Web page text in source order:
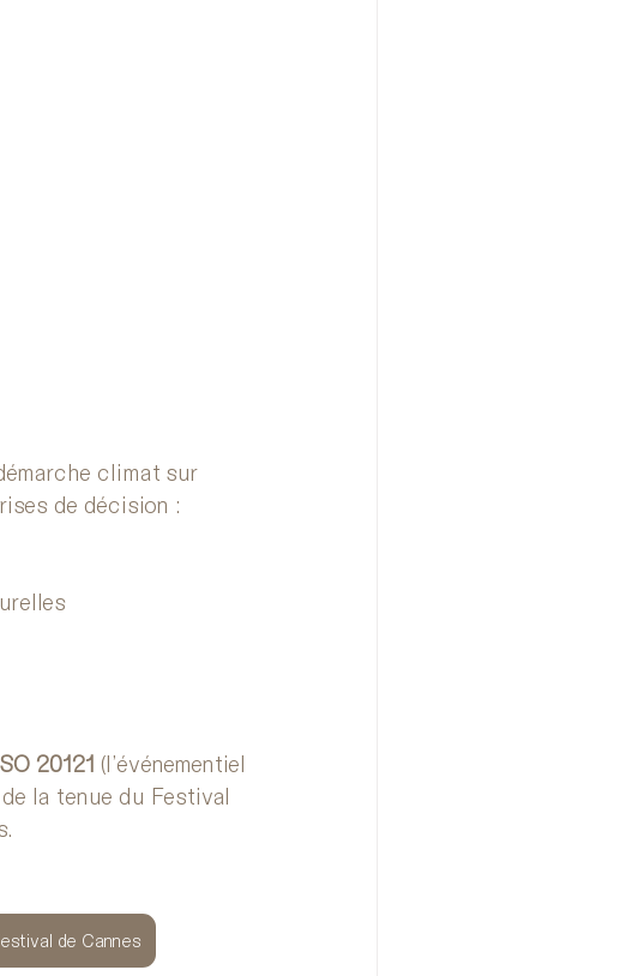
climat sur
de décision :
20121 (l’événementiel
la tenue du Festival
de Cannes